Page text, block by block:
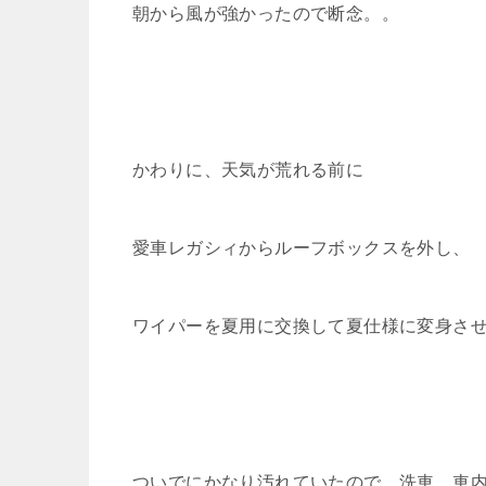
朝から風が強かったので断念。。
かわりに、天気が荒れる前に
愛車レガシィからルーフボックスを外し、
ワイパーを夏用に交換して夏仕様に変身させ
ついでにかなり汚れていたので、洗車、車内